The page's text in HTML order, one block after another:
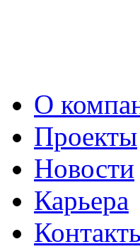
О
Проекты
Новости
Карьера